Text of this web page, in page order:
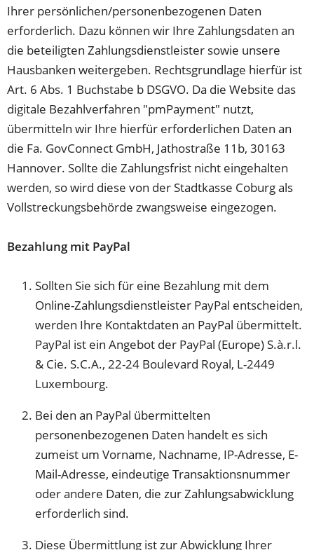
Ihrer persönlichen/personenbezogenen Daten
erforderlich. Dazu können wir Ihre Zahlungsdaten an
die beteiligten Zahlungsdienstleister sowie unsere
Hausbanken weitergeben. Rechtsgrundlage hierfür ist
Art. 6 Abs. 1 Buchstabe b DSGVO. Da die Website das
digitale Bezahlverfahren "pmPayment" nutzt,
übermitteln wir Ihre hierfür erforderlichen Daten an
die Fa. GovConnect GmbH, Jathostraße 11b, 30163
Hannover. Sollte die Zahlungsfrist nicht eingehalten
werden, so wird diese von der Stadtkasse Coburg als
Vollstreckungsbehörde zwangsweise eingezogen.
Bezahlung mit PayPal
Sollten Sie sich für eine Bezahlung mit dem
Online-Zahlungsdienstleister PayPal entscheiden,
werden Ihre Kontaktdaten an PayPal übermittelt.
PayPal ist ein Angebot der PayPal (Europe) S.à.r.l.
& Cie. S.C.A., 22-24 Boulevard Royal, L-2449
Luxembourg.
Bei den an PayPal übermittelten
personenbezogenen Daten handelt es sich
zumeist um Vorname, Nachname, IP-Adresse, E-
Mail-Adresse, eindeutige Transaktionsnummer
oder andere Daten, die zur Zahlungsabwicklung
erforderlich sind.
Diese Übermittlung ist zur Abwicklung Ihrer